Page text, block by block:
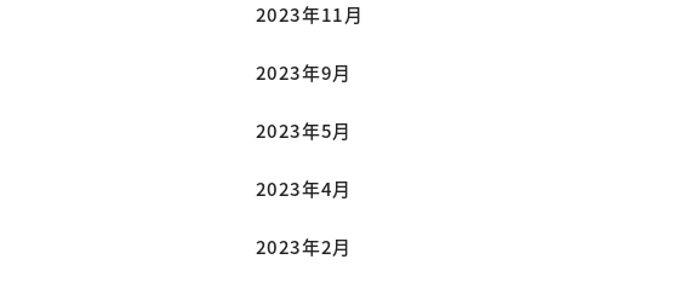
2023年11月
2023年9月
2023年5月
2023年4月
2023年2月